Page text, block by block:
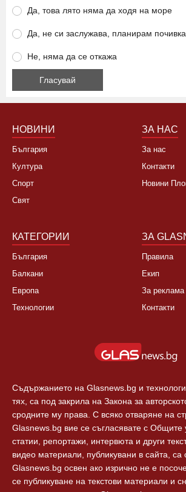
Да, това лято няма да ходя на море
Да, не си заслужава, планирам
Не, няма да се откажа
НОВИНИ
България
Култура
Спорт
Свят
ЗА НАС
За нас
Контакти
Новини
КАТЕГОРИИ
България
Балкани
Европа
Технологии
ЗА
Правила
Екип
За реклама
Контакти
Съдържанието на Glasnews.bg и
тях, са под закрила на Закона за
сродните му права. С всяко отваряне на
Glasnews.bg вие се съгласявате с Общите
статии, репортажи, интервюта и други
видео материали, публикувани в сайта, са
Glasnews.bg освен ако изрично не е
се публикуване на текстови материали и